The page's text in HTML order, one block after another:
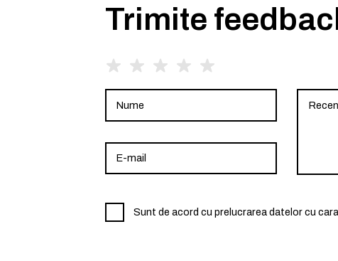
Trimite
Sunt de acord cu prelucrarea datelor cu